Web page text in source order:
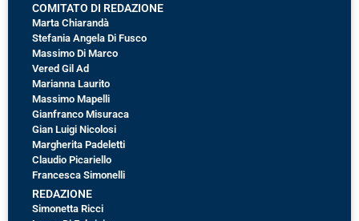
COMITATO DI REDAZIONE
Marta Chiarandà
Stefania Angela Di Fusco
Massimo Di Marco
Vered Gil Ad
Marianna Laurito
Massimo Mapelli
Gianfranco Misuraca
Gian Luigi Nicolosi
Margherita Padeletti
Claudio Picariello
Francesca Simonelli
REDAZIONE
Simonetta Ricci